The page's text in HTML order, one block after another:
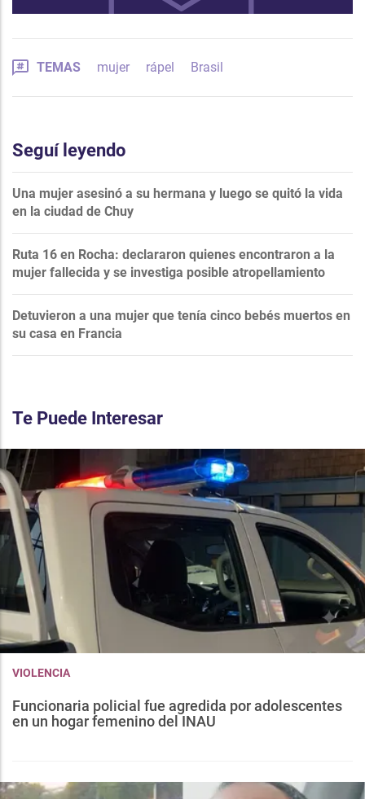
TEMAS mujer rápel Brasil
Seguí leyendo
Una mujer asesinó a su hermana y luego se quitó la vida
en la ciudad de Chuy
Ruta 16 en Rocha: declararon quienes encontraron a la
mujer fallecida y se investiga posible atropellamiento
Detuvieron a una mujer que tenía cinco bebés muertos en
su casa en Francia
Te Puede Interesar
VIOLENCIA
Funcionaria policial fue agredida por adolescentes
en un hogar femenino del INAU